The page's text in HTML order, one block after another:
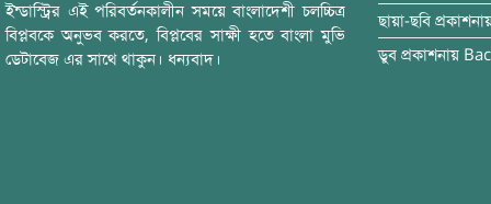
ইন্ডাস্ট্রির এই পরিবর্তনকালীন সময়ে বাংলাদেশী চলচ্চিত্র
বিপ্লবকে অনুভব করতে, বিপ্লবের সাক্ষী হতে বাংলা মুভি
ডেটাবেজ এর সাথে থাকুন। ধন্যবাদ।
ছায়া-ছবি
ডুব প্রকাশনায়